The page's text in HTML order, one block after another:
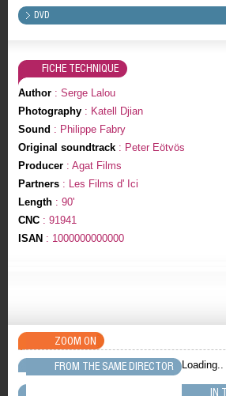
DVD
FICHE TECHNIQUE
Author: Serge Lalou
Photography: Katell Djian
Sound : Philippe Fabry
Original soundtrack: Peter Eötvös
Producer: Agat Films
Partners: Les Films d' Ici
Length: 90'
CNC: 91941
ISAN : 1000000000000
ZOOM ON
FROM THE SAME DIRECTOR
Loading..
IN